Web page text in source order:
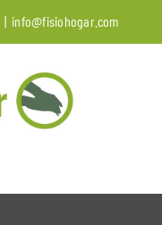
| info@fisiohogar.com